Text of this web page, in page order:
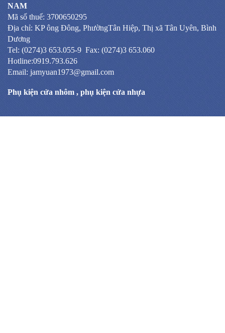
NAM
Mã số thuế: 3700650295
Địa chỉ: KP ông Đông, PhườngTân Hiệp, Thị xã Tân Uyên, Bình
Dương
Tel: (0274)3 653.055-9 Fax: (0274)3 653.060
Hotline:0919.793.626
Email: jamyuan1973@gmail.com
Phụ kiện cửa nhôm , phụ kiện cửa nhựa